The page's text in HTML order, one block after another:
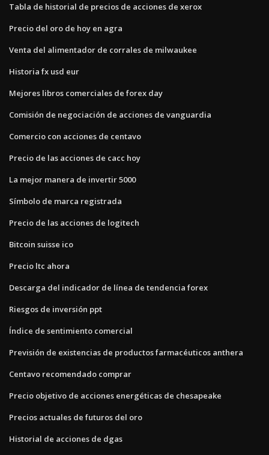
Tabla de historial de precios de acciones de xerox
Precio del oro de hoy en agra
Venta del alimentador de corrales de milwaukee
Historia fx usd eur
Mejores libros comerciales de forex day
Comisión de negociación de acciones de vanguardia
Comercio con acciones de centavo
Precio de las acciones de cacc hoy
La mejor manera de invertir 5000
Símbolo de marca registrada
Precio de las acciones de logitech
Bitcoin suisse ico
Precio ltc ahora
Descarga del indicador de línea de tendencia forex
Riesgos de inversión ppt
Índice de sentimiento comercial
Previsión de existencias de productos farmacéuticos anthera
Centavo recomendado comprar
Precio objetivo de acciones energéticas de chesapeake
Precios actuales de futuros del oro
Historial de acciones de dgas